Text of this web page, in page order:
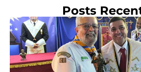
Posts